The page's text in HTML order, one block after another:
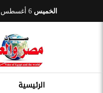
الخميس
الرئيسية